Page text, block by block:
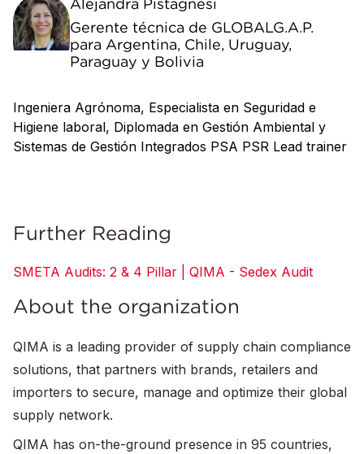
Alejandra Pistagnesi
Gerente técnica de GLOBALG.A.P.
para Argentina, Chile, Uruguay,
Paraguay y Bolivia
Ingeniera Agrónoma, Especialista en Seguridad e
Higiene laboral, Diplomada en Gestión Ambiental y
Sistemas de Gestión Integrados PSA PSR Lead trainer
Further Reading
SMETA Audits: 2 & 4 Pillar | QIMA - Sedex Audit
About the organization
QIMA is a leading provider of supply chain compliance
solutions, that partners with brands, retailers and
importers to secure, manage and optimize their global
supply network.
QIMA has on-the-ground presence in 95 countries,